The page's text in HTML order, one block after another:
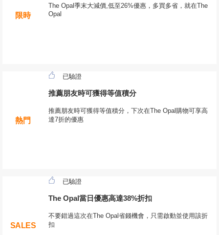
限時
The Opal季末大減價,低至26%優惠，多買多省，就在The
Opal
熱門
已驗證
推薦朋友時可獲得等值積分
推薦朋友時可獲得等值積分，下次在The Opal購物可享高
達7折的優惠
SALES
已驗證
The Opal當日優惠高達38%折扣
不要錯過這次在The Opal省錢機會，只需啟動並使用該折
扣